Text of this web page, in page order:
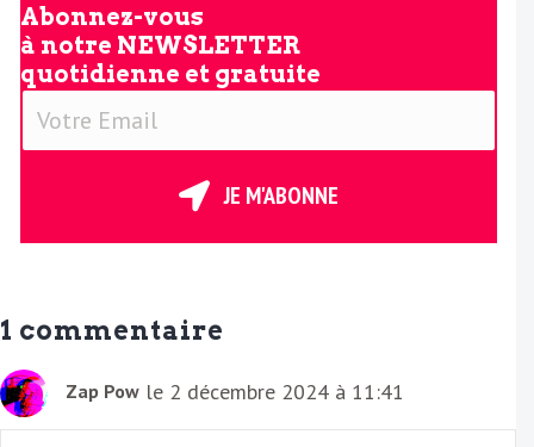
Abonnez-vous
à notre NEWSLETTER
quotidienne et gratuite
V
E
i
l
JE M'ABONNE
1 commentaire
Zap Pow le 2 décembre 2024 à 11:41